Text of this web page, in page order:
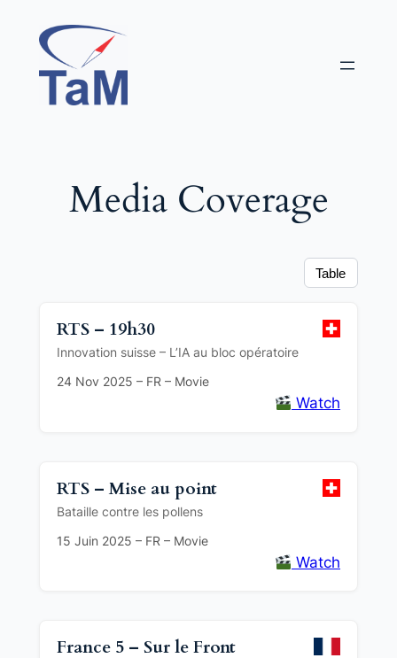
contenu
Media Coverage
Table
RTS – 19h30
Innovation suisse – L’IA au bloc opératoire
24 Nov 2025 – FR – Movie
Watch
RTS – Mise au point
Bataille contre les pollens
15 Juin 2025 – FR – Movie
Watch
France 5 – Sur le Front